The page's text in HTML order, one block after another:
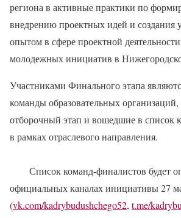
региона в активные практики по
внедрению проектных идей и создания
опытом в сфере проектной
молодежных инициатив в
Участниками Финального этапа
команды образовательных
отборочный этап и вошедшие в список
в рамках отраслевого направления.
Список команд-финалистов будет
официальных каналах инициативы 27
(vk.com/kadrybudushchego52, t.me/